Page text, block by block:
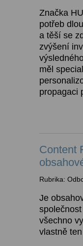
Značka
potřeb
a těší se
zvýšení
měl
propagaci
Content
Rubrika:
Je
všechno
vlastně